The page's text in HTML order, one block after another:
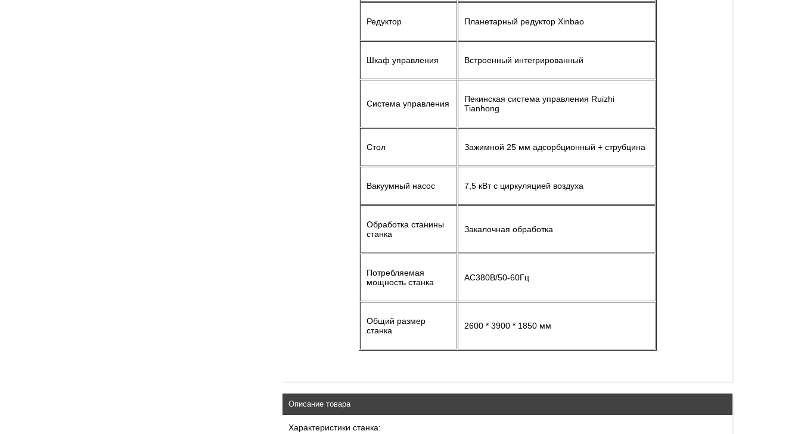
Редуктор Планетарный редуктор Xinbao
Шкаф управления Встроенный интегрированный
Система управления
Пекинская система управления Ruizhi
Tianhong
Стол Зажимной 25 мм адсорбционный + струбцина
Вакуумный насос 7,5 кВт с циркуляцией воздуха
Обработка станины
станка
Закалочная обработка
Потребляемая
мощность станка
AC380В/50-60Гц
Общий размер
станка
2600 * 3900 * 1850 мм
Описание товара
Характеристики станка: